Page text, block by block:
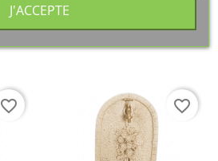
favorite_border favorite_border
J'ACCEPTE